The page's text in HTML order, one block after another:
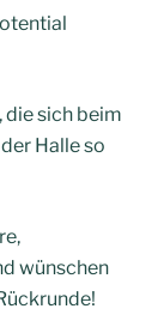
die sich beim
Halle so
wünschen